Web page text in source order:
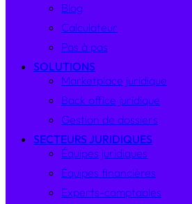
Blog
Calculateur
Pas à pas
SOLUTIONS
Marketplace juridique
Back office juridique
Gestion de dossiers
SECTEURS JURIDIQUES
Équipes juridiques
Équipes financières
Experts-comptables